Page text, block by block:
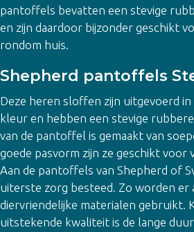
pantoffels bevatten een stevige
en zijn daardoor bijzonder geschikt
rondom huis.
Shepherd pantoffels
Deze heren sloffen zijn uitgevoerd
kleur en hebben een stevige
van de pantoffel is gemaakt van
goede pasvorm zijn ze geschikt voor
Aan de pantoffels van Shepherd of
uiterste zorg besteed. Zo worden er
diervriendelijke materialen gebruikt.
uitstekende kwaliteit is de lange